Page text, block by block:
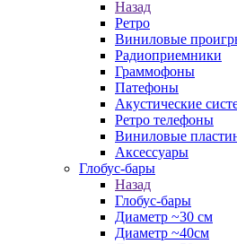
Назад
Ретро
Виниловые
Радиоприемники
Граммофоны
Патефоны
Акустические
Ретро телефоны
Виниловые
Аксессуары
Глобус-бары
Назад
Глобус-бары
Диаметр ~30 см
Диаметр ~40см